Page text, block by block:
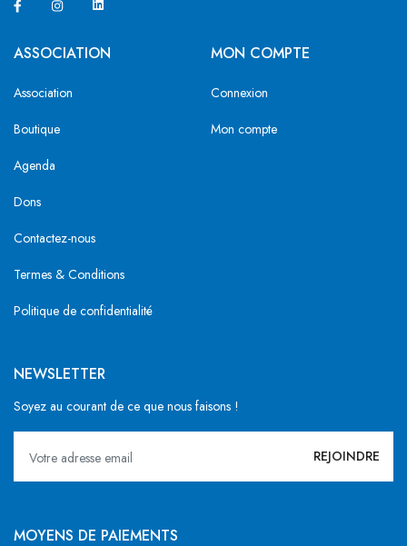
ASSOCIATION
Association
Boutique
Agenda
Dons
Contactez-nous
Termes & Conditions
Politique de confidentialité
MON COMPTE
Connexion
Mon compte
NEWSLETTER
Soyez au courant de ce que nous faisons !
MOYENS DE PAIEMENTS